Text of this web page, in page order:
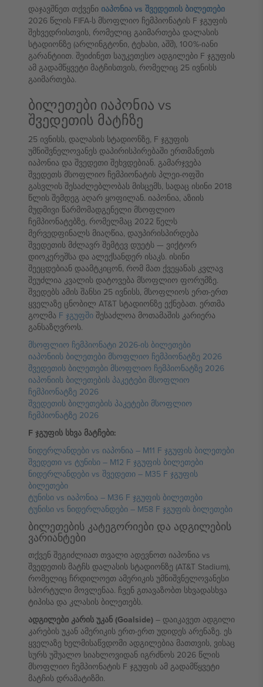
დაჯავშნეთ თქვენი იაპონია vs შვედეთის ბილეთები
2026 წლის FIFA-ს მსოფლიო ჩემპიონატის F ჯგუფის
შეხვედრისთვის, რომელიც გაიმართება დალასის
სტადიონზე (არლინგტონი, ტეხასი, აშშ), 100%-იანი
გარანტიით. შეიძინეთ საუკეთესო ადგილები F ჯგუფის
ამ გადამწყვეტი მატჩისთვის, რომელიც 25 ივნისს
გაიმართება.
ბილეთები იაპონია vs
შვედეთის მატჩზე
25 ივნისს, დალასის სტადიონზე, F ჯგუფის
უმნიშვნელოვანეს დაპირისპირებაში ერთმანეთს
იაპონია და შვედეთი შეხვდებიან. გამარჯვება
შვედეთს მსოფლიო ჩემპიონატის პლეი-ოფში
გასვლის შესაძლებლობას მისცემს, სადაც ისინი 2018
წლის შემდეგ აღარ ყოფილან. იაპონია, აზიის
მუდმივი წარმომადგენელი მსოფლიო
ჩემპიონატებზე, რომელმაც 2022 წელს
მერვედფინალს მიაღწია, დაუპირისპირდება
შვედეთის მძლავრ შემტევ დუეტს — ვიქტორ
დიოკერეშსა და ალექსანდერ ისაკს. ისინი
შეეცდებიან დაამტკიცონ, რომ მათ ქვეყანას კვლავ
შეუძლია კვალის დატოვება მსოფლიო ფორუმზე.
შვედებს ამის შანსი 25 ივნისს, მსოფლიოს ერთ-ერთ
ყველაზე ცნობილ AT&T სტადიონზე ექნებათ. ერთმა
გოლმა F ჯგუფში შესაძლოა მოთამაშის კარიერა
განსაზღვროს.
მსოფლიო ჩემპიონატი 2026-ის ბილეთები
იაპონიის ბილეთები მსოფლიო ჩემპიონატზე 2026
შვედეთის ბილეთები მსოფლიო ჩემპიონატზე 2026
იაპონიის ბილეთების პაკეტები მსოფლიო
ჩემპიონატზე 2026
შვედეთის ბილეთების პაკეტები მსოფლიო
ჩემპიონატზე 2026
F ჯგუფის სხვა მატჩები:
ნიდერლანდები vs იაპონია – M11 F ჯგუფის ბილეთები
შვედეთი vs ტუნისი – M12 F ჯგუფის ბილეთები
ნიდერლანდები vs შვედეთი – M35 F ჯგუფის
ბილეთები
ტუნისი vs იაპონია – M36 F ჯგუფის ბილეთები
ტუნისი vs ნიდერლანდები – M58 F ჯგუფის ბილეთები
ბილეთების კატეგორიები და ადგილების
ვარიანტები
თქვენ შეგიძლიათ თვალი ადევნოთ იაპონია vs
შვედეთის მატჩს დალასის სტადიონზე (AT&T Stadium),
რომელიც ჩრდილოეთ ამერიკის უმნიშვნელოვანესი
სპორტული მოვლენაა. ჩვენ გთავაზობთ სხვადასხვა
ტიპისა და კლასის ბილეთებს.
ადგილები კარის უკან (Goalside) – დაიკავეთ ადგილი
კარების უკან ამერიკის ერთ-ერთ უდიდეს არენაზე. ეს
ყველაზე ხელმისაწვდომი ადგილებია მათთვის, ვისაც
სურს უშუალო სიახლოვიდან იგრძნოს 2026 წლის
მსოფლიო ჩემპიონატის F ჯგუფის ამ გადამწყვეტი
მატჩის დრამატიზმი.